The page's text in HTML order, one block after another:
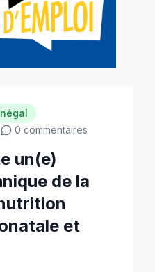
0 commentaires
un(e)
de la
et